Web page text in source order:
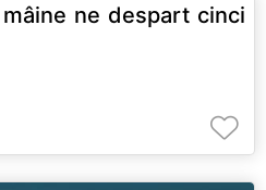
ne despart cinci